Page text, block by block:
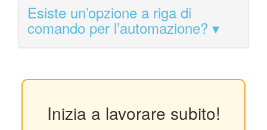
Esiste un’opzione a riga di
comando per l’automazione?
Inizia a lavorare subito!